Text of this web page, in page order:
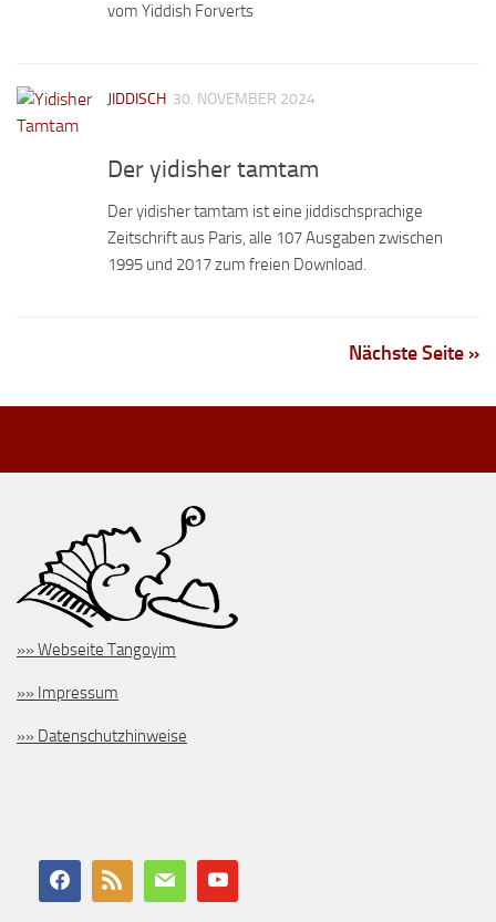
vom Yiddish Forverts
JIDDISCH 30. NOVEMBER 2024
Der yidisher tamtam
Der yidisher tamtam ist eine jiddischsprachige
Zeitschrift aus Paris, alle 107 Ausgaben zwischen
1995 und 2017 zum freien Download.
Nächste Seite »
»» Webseite Tangoyim
»» Impressum
»» Datenschutzhinweise